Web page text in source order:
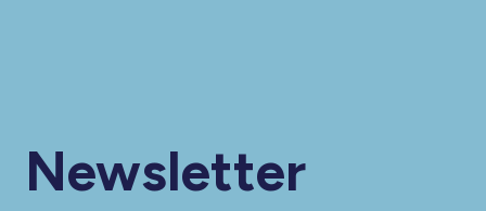
Newsletter